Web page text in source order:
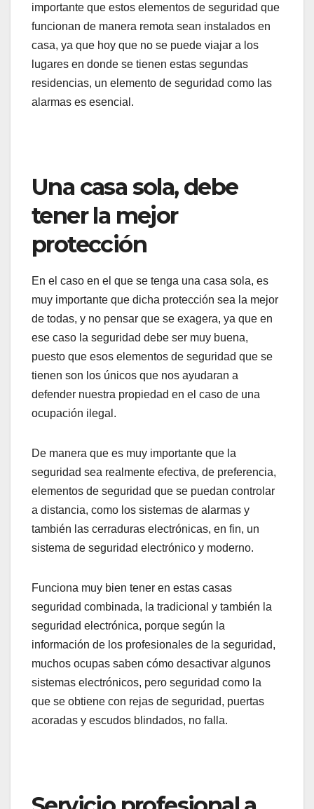
importante que estos elementos de seguridad que
funcionan de manera remota sean instalados en
casa, ya que hoy que no se puede viajar a los
lugares en donde se tienen estas segundas
residencias, un elemento de seguridad como las
alarmas es esencial.
Una casa sola, debe
tener la mejor
protección
En el caso en el que se tenga una casa sola, es
muy importante que dicha protección sea la mejor
de todas, y no pensar que se exagera, ya que en
ese caso la seguridad debe ser muy buena,
puesto que esos elementos de seguridad que se
tienen son los únicos que nos ayudaran a
defender nuestra propiedad en el caso de una
ocupación ilegal.
De manera que es muy importante que la
seguridad sea realmente efectiva, de preferencia,
elementos de seguridad que se puedan controlar
a distancia, como los sistemas de alarmas y
también las cerraduras electrónicas, en fin, un
sistema de seguridad electrónico y moderno.
Funciona muy bien tener en estas casas
seguridad combinada, la tradicional y también la
seguridad electrónica, porque según la
información de los profesionales de la seguridad,
muchos ocupas saben cómo desactivar algunos
sistemas electrónicos, pero seguridad como la
que se obtiene con rejas de seguridad, puertas
acoradas y escudos blindados, no falla.